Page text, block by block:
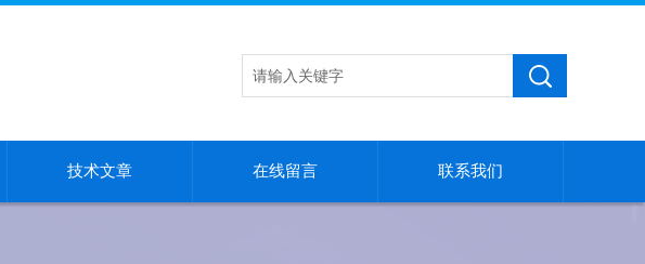
技术文章 在线留言 联系我们